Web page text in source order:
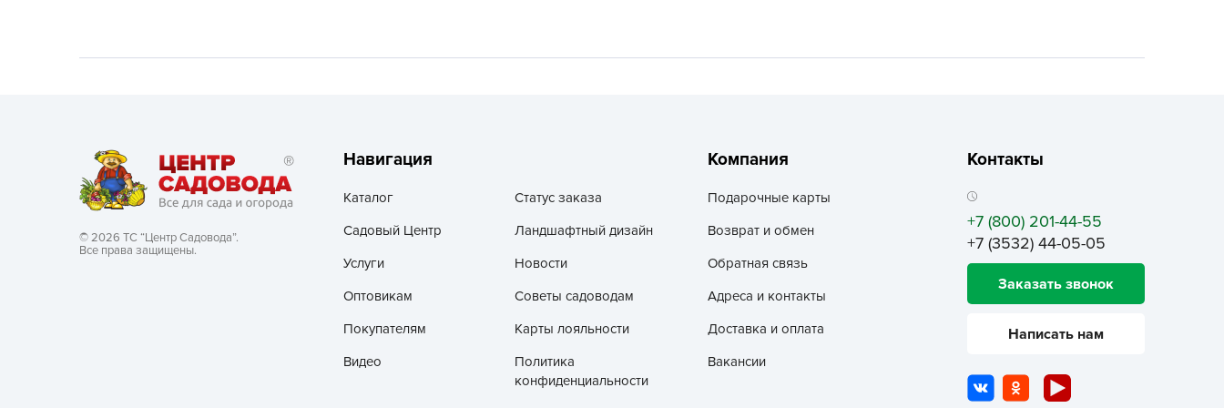
АГРОУСПЕХ
Агрофирма Аэлита
Аяском
© 2026 ТС “Центр Садовода”.
Все права защищены.
Навигация
Каталог
Статус заказа
Садовый Центр
Ландшафтный дизайн
Услуги
Новости
Оптовикам
Советы садоводам
Покупателям
Карты лояльности
Видео
Политика
конфиденциальности
Компания
Подарочные карты
Возврат и обмен
Обратная связь
Адреса и контакты
Доставка и оплата
Вакансии
Контакты
+7 (800) 201-44-55
+7 (3532) 44-05-05
Заказать звонок
Написать нам